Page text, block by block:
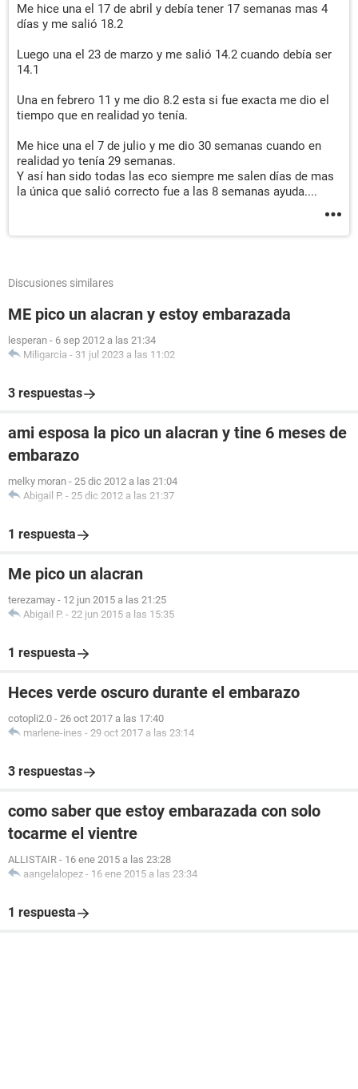
Me hice una el 17 de abril y debía tener 17 semanas mas 4
días y me salió 18.2
Luego una el 23 de marzo y me salió 14.2 cuando debía ser
14.1
Una en febrero 11 y me dio 8.2 esta si fue exacta me dio el
tiempo que en realidad yo tenía.
Me hice una el 7 de julio y me dio 30 semanas cuando en
realidad yo tenía 29 semanas.
Y así han sido todas las eco siempre me salen días de mas
la única que salió correcto fue a las 8 semanas ayuda....
Discusiones similares
ME pico un alacran y estoy embarazada
lesperan - 6 sep 2012 a las 21:34
Miligarcia - 31 jul 2023 a las 11:02
3 respuestas
ami esposa la pico un alacran y tine 6 meses de
embarazo
melky moran - 25 dic 2012 a las 21:04
Abigail P. - 25 dic 2012 a las 21:37
1 respuesta
Me pico un alacran
terezamay - 12 jun 2015 a las 21:25
Abigail P. - 22 jun 2015 a las 15:35
1 respuesta
Heces verde oscuro durante el embarazo
cotopli2.0 - 26 oct 2017 a las 17:40
marlene-ines - 29 oct 2017 a las 23:14
3 respuestas
como saber que estoy embarazada con solo
tocarme el vientre
ALLISTAIR - 16 ene 2015 a las 23:28
aangelalopez - 16 ene 2015 a las 23:34
1 respuesta